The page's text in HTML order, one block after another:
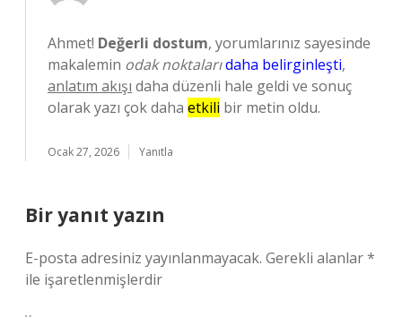
Ahmet! Değerli dostum, yorumlarınız sayesinde
makalemin odak noktalarıdaha belirginleşti,
anlatım akışı daha düzenli hale geldi ve sonuç
olarak yazı çok daha etkili bir metin oldu.
Ocak 27, 2026 Yanıtla
Bir yanıt yazın
E-posta adresiniz yayınlanmayacak. Gerekli alanlar*
ile işaretlenmişlerdir